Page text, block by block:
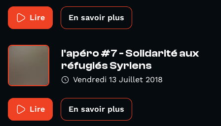
Lire En savoir plus
l'apéro #7 - Solidarité aux
réfugiés Syriens
Vendredi 13 Juillet 2018
Lire En savoir plus